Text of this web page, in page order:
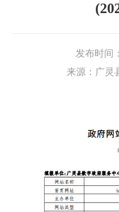
发布时间：
来源： 广灵